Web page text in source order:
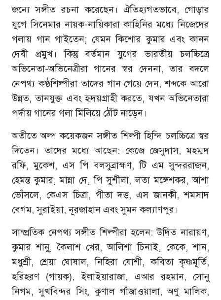
জন্যে সঙ্গীত রচনা করেছেন। ঐতিহ্যগতভাবে, গোড়ার
যুগে সিনেমার নায়ক-নায়িকারা কাহিনির মধ্যে নিজেদের
গলায় গান গাইতেন; যেমন কিশোর কুমার এবং কানন
দেবী প্রমুখ। কিন্তু বর্তমান যুগের ভারতীয় চলচ্চিত্রে
অভিনেতা-অভিনেত্রীরা গানের স্বর দেননা, তার বদলে
নেপথ্য কণ্ঠশিল্পীরা তাদের গান গেয়ে দেন, শব্দকে আরো
উন্নত, তানযুক্ত এবং হৃদয়গ্রাহী করতে, যখন অভিনেতারা
পর্দায় গানের গলা মিলিয়ে ঠোঁট নাড়েন।
অতীতে অল্প কয়েকজন সঙ্গীত শিল্পী হিন্দি চলচ্চিত্রে স্বর
দিতেন। তাদের মধ্যে আছেন: কেজে জেসুদাস, মহম্মদ
রফি, মুকেশ, এস পি বলসুব্রাহ্মণ, টি এম সুন্দররাজন,
হেমন্ত কুমার, মান্না দে, পি সুশীলা, লতা মঙ্গেশকর, আশা
ভোঁসলে, কেএস চিত্রা, গীতা দত্ত, এস জানকী, শমসাদ
বেগম, সুরাইয়া, নূরজাহান এবং সুমন কল্যাণপুর।
সাম্প্রতিক নেপথ্য সঙ্গীত শিল্পীরা হলেন: উদিত নারায়ণ,
কুমার শানু, কৈলাশ খের, আলিশা চিনাই, কেকে, শান,
মধুশ্রী, শ্রেয়া ঘোষাল, নিহিরা যোশী, কবিতা কৃষ্ণমূর্তি,
হরিহরণ (গায়ক), ইলাইয়ারাজা, এআর রহমান, সোনু
নিগম, সুখবিন্দর সিং, কুণাল গাঁজাওয়ালা, অণু মালিক,